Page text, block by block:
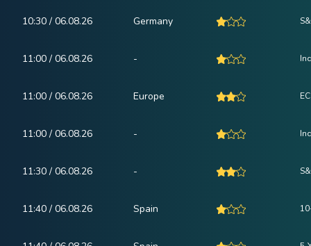
10:30 / 06.08.26 Germany
11:00 / 06.08.26 -
11:00 / 06.08.26 Europe
11:00 / 06.08.26 -
11:30 / 06.08.26 -
11:40 / 06.08.26 Spain